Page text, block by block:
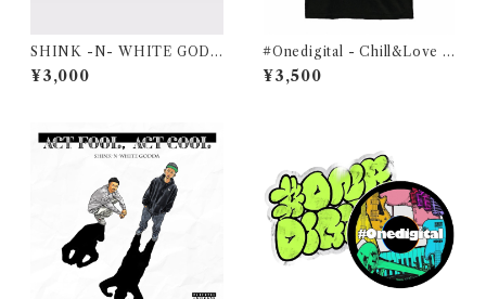
SHINK -N- WHITE GODD
A - ACT FOOL, ACT COO
L 【Vinyl】
¥3,000
#Onedigital - Chill&Love T
-shirt BLACK
¥3,500